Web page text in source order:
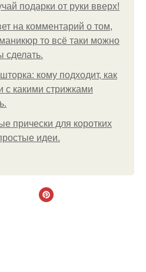
подарки от руки вверх!
на комментарий о том,
то всё таки можно
сделать.
кому подходит, как
с какими стрижками
прически для коротких
идеи.